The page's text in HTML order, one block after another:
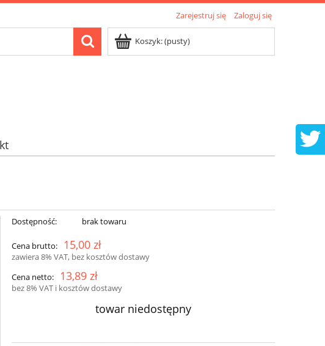
Zarejestruj się Zaloguj się
Koszyk:(pusty)
Dostępność: brak towaru
Cena brutto: 15,00 zł
zawiera 8% VAT, bez kosztów dostawy
Cena netto:
13,89 zł
bez 8% VAT i kosztów dostawy
towar niedostępny